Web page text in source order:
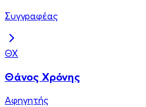
Συγγραφέας
ΘΧ
Θάνος Χρόνης
Αφηγητής